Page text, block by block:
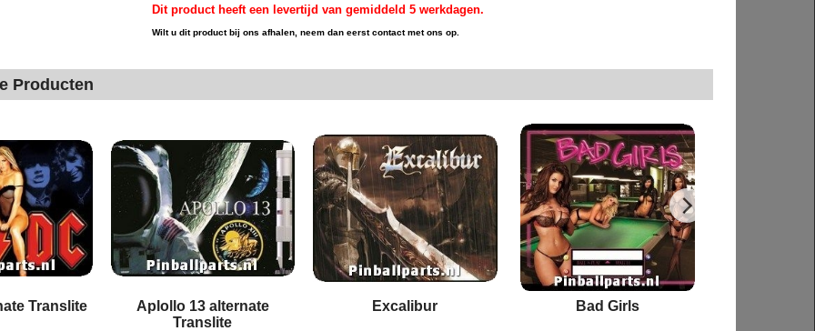
Dit product heeft een levertijd van gemiddeld 5 werkdagen.
Wilt u dit product bij ons afhalen, neem dan eerst contact met ons op.
Producten
Translite
Aplollo 13 alternate
Translite
Excalibur Bad Girls